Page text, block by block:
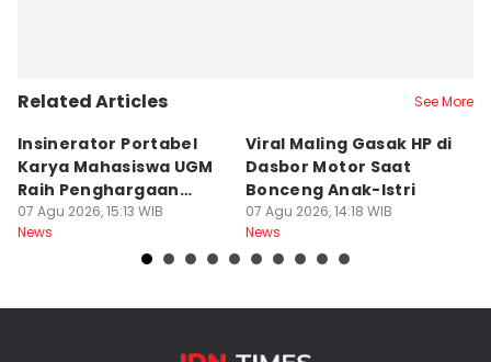
Related Articles See More
Insinerator Portabel
Karya Mahasiswa UGM
Raih Penghargaan
Internasional
07 Agu 2026, 15:13 WIB
News
Viral Maling Gasak HP di
Dasbor Motor Saat
Bonceng Anak-Istri
07 Agu 2026, 14:18 WIB
News